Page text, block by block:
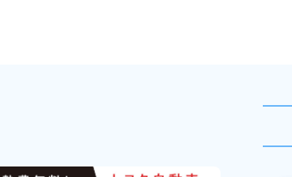
1,700円★幅広い年齢